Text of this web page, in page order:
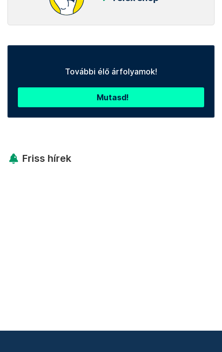
További élő árfolyamok!
Mutasd!
Friss hírek